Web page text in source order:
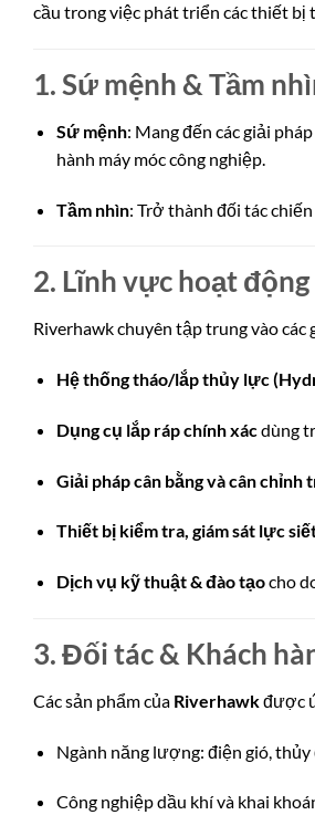
cầu trong việc phát triển các thiết bị
1. Sứ mệnh & Tầm
Sứ mệnh: Mang đến các giải
hành máy móc công nghiệp.
Tầm nhìn: Trở thành đối tác
2. Lĩnh vực hoạt động
Riverhawk chuyên tập trung vào các
Hệ thống tháo/lắp thủy lực
Dụng cụ lắp ráp chính xácdùng
Giải pháp cân bằng và cân
Thiết bị kiểm tra, giám sát lực
Dịch vụ kỹ thuật & đào tạocho
3. Đối tác & Khách
Các sản phẩm của Riverhawkđược
Ngành năng lượng: điện gió,
Công nghiệp dầu khí và khai